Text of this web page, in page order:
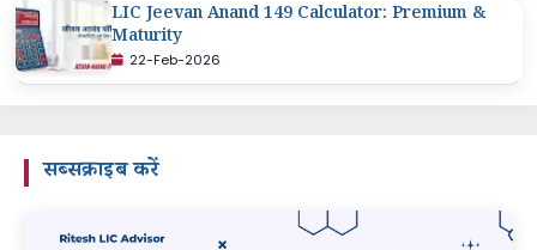
LIC Jeevan Anand 149 Calculator: Premium &
Maturity
22-Feb-2026
सब्सक्राइब करें